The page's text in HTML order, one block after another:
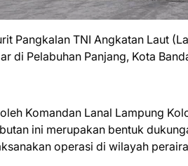
Pangkalan TNI Angkatan Laut
di Pelabuhan Panjang, Kota
Komandan Lanal Lampung
ini merupakan bentuk
operasi di wilayah